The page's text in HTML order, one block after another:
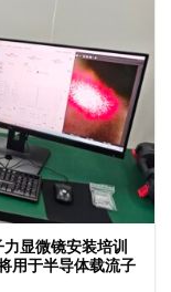
显微镜安装培训
用于半导体载流子